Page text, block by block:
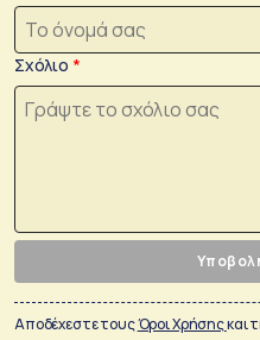
Σχόλιο
Αποδέχεστε τουςΌροι Χρήσηςκαι